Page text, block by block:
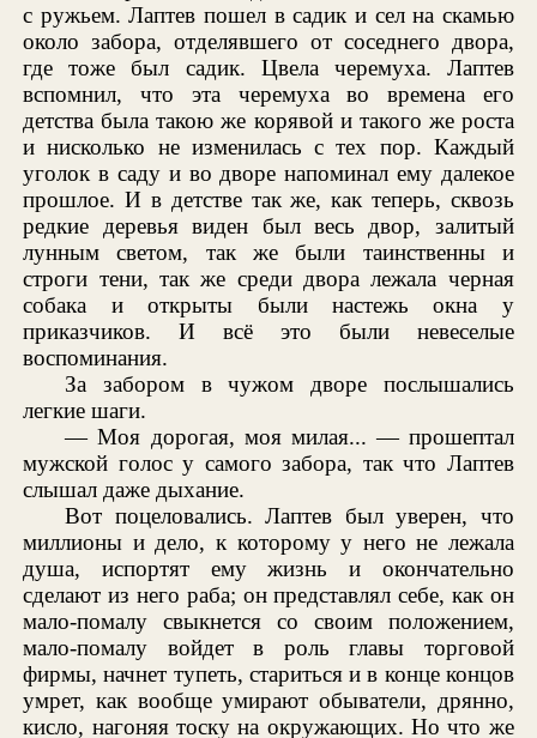
с ружьем. Лаптев пошел в садик и сел на скамью
около забора, отделявшего от соседнего двора,
где тоже был садик. Цвела черемуха. Лаптев
вспомнил, что эта черемуха во времена его
детства была такою же корявой и такого же роста
и нисколько не изменилась с тех пор. Каждый
уголок в саду и во дворе напоминал ему далекое
прошлое. И в детстве так же, как теперь, сквозь
редкие деревья виден был весь двор, залитый
лунным светом, так же были таинственны и
строги тени, так же среди двора лежала черная
собака и открыты были настежь окна у
приказчиков. И всё это были невеселые
воспоминания.
За забором в чужом дворе послышались
легкие шаги.
— Моя дорогая, моя милая... — прошептал
мужской голос у самого забора, так что Лаптев
слышал даже дыхание.
Вот поцеловались. Лаптев был уверен, что
миллионы и дело, к которому у него не лежала
душа, испортят ему жизнь и окончательно
сделают из него раба; он представлял себе, как он
мало-помалу свыкнется со своим положением,
мало-помалу войдет в роль главы торговой
фирмы, начнет тупеть, стариться и в конце концов
умрет, как вообще умирают обыватели, дрянно,
кисло, нагоняя тоску на окружающих. Но что же